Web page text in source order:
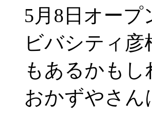
5月8日オー
ビバシティ
もあるかも
おかずやさん